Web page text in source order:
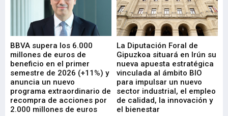
BBVA supera los 6.000
millones de euros de
beneficio en el primer
semestre de 2026 (+11%) y
anuncia un nuevo
programa extraordinario de
recompra de acciones por
2.000 millones de euros
La Diputación Foral de
Gipuzkoa situará en Irún su
nueva apuesta estratégica
vinculada al ámbito BIO
para impulsar un nuevo
sector industrial, el empleo
de calidad, la innovación y
el bienestar